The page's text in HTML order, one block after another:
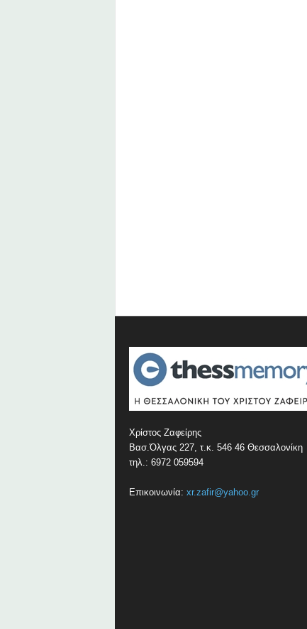
Χρίστος Ζαφείρης
Βασ.Όλγας 227, τ.κ. 546 46 Θεσσαλονίκη
τηλ.: 6972 059594
Επικοινωνία: xr.zafir@yahoo.gr